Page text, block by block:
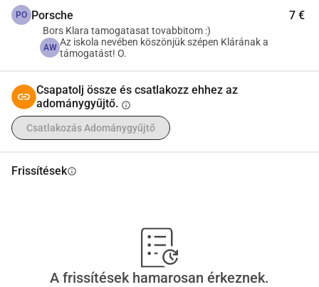
PO Porsche 7 €
Bors Klara tamogatasat tovabbitom :)
AW Az iskola nevében köszönjük szépen Klárának a
támogatást! O.
Csapatolj össze és csatlakozz ehhez az
adománygyűjtő. info
Csatlakozás Adománygyűjtő
Frissítésekinfo
A frissítések hamarosan érkeznek.